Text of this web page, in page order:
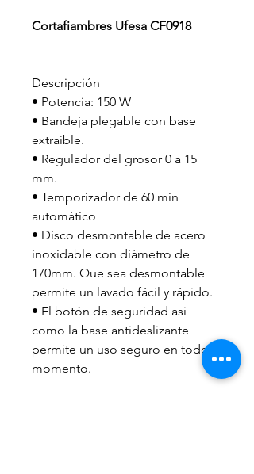
Cortafiambres Ufesa CF0918
Descripción
• Potencia: 150 W
• Bandeja plegable con base
extraíble.
• Regulador del grosor 0 a 15
mm.
• Temporizador de 60 min
automático
• Disco desmontable de acero
inoxidable con diámetro de
170mm. Que sea desmontable
permite un lavado fácil y rápido.
• El botón de seguridad asi
como la base antideslizante
permite un uso seguro en todo
momento.